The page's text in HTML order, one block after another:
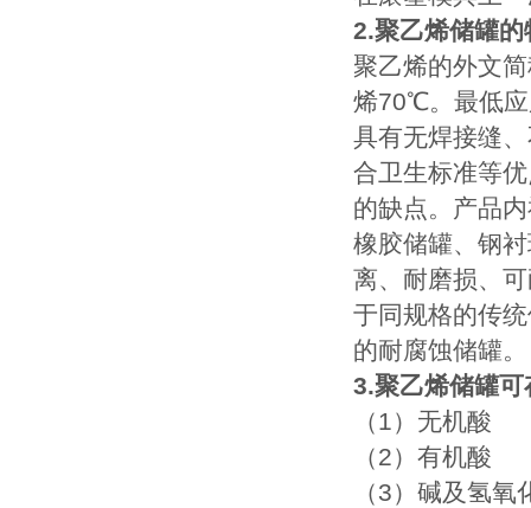
2.聚乙烯储罐的
聚乙烯的外文
烯70℃。最低
具有无焊接缝
合卫生标准等
的缺点。产品
橡胶储罐、钢
离、耐磨损、
于同规格的传
的耐腐蚀储罐。
3.聚乙烯储罐
（1）无机酸
（2）有机酸
（3）碱及氢氧